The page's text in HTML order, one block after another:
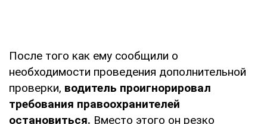
После того как ему сообщили о
необходимости проведения дополнительной
проверки, водитель проигнорировал
требования правоохранителей
остановиться. Вместо этого он резко